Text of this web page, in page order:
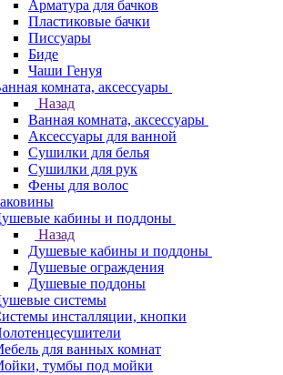
Арматура для бачков
Пластиковые бачки
Писсуары
Биде
Чаши Генуя
комната, аксессуары
Назад
Ванная комната, аксессуары
Аксессуары для ванной
Сушилки для белья
Сушилки для рук
Фены для волос
кабины и поддоны
Назад
Душевые кабины и поддоны
Душевые ограждения
Душевые поддоны
системы
инсталляции, кнопки
для ванных комнат
тумбы под мойки